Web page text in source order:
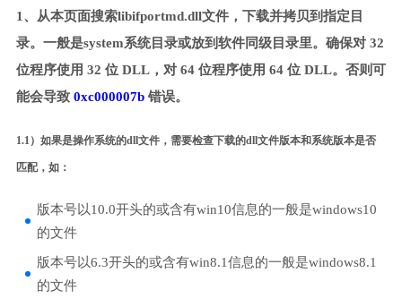
1、从本页面搜索libifportmd.dll文件，下载并拷贝到指定目
录。一般是system系统目录或放到软件同级目录里。确保对 32
位程序使用 32 位 DLL，对 64 位程序使用 64 位 DLL。否则可
能会导致 0xc000007b错误。
1.1）如果是操作系统的dll文件，需要检查下载的dll文件版本和系统版本是否
匹配，如：
版本号以10.0开头的或含有win10信息的一般是windows10
的文件
版本号以6.3开头的或含有win8.1信息的一般是windows8.1
的文件